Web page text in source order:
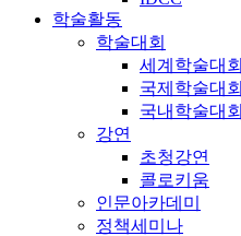
학술활동
학술대회
세계학술대회
국제학술대회
국내학술대회
강연
초청강연
콜로키움
인문아카데미
정책세미나